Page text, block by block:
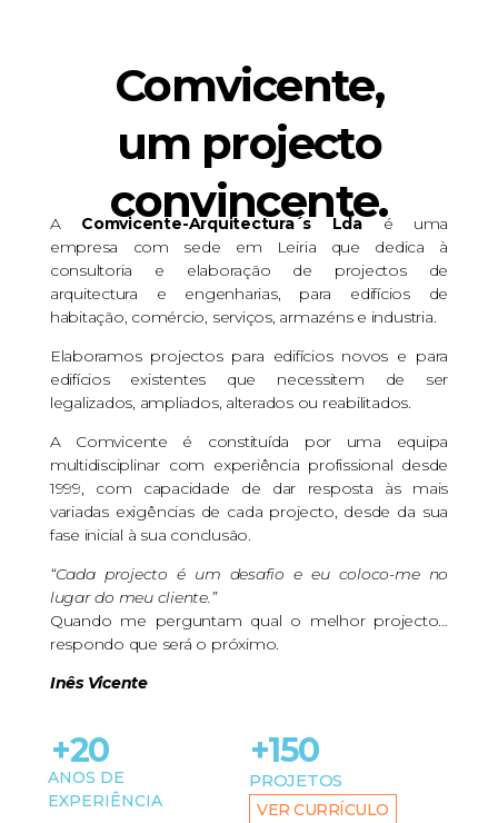
Comvicente,
um projecto
convincente.
A Comvicente-Arquitectura´s Lda é uma
empresa com sede em Leiria que dedica à
consultoria e elaboração de projectos de
arquitectura e engenharias, para edifícios de
habitação, comércio, serviços, armazéns e industria.
Elaboramos projectos para edifícios novos e para
edifícios existentes que necessitem de ser
legalizados, ampliados, alterados ou reabilitados.
A Comvicente é constituída por uma equipa
multidisciplinar com experiência profissional desde
1999, com capacidade de dar resposta às mais
variadas exigências de cada projecto, desde da sua
fase inicial à sua conclusão.
“Cada projecto é um desafio e eu coloco-me no
lugar do meu cliente.”
Quando me perguntam qual o melhor projecto…
respondo que será o próximo.
Inês Vicente
+20
ANOS DE
EXPERIÊNCIA
+150
PROJETOS
VER CURRÍCULO